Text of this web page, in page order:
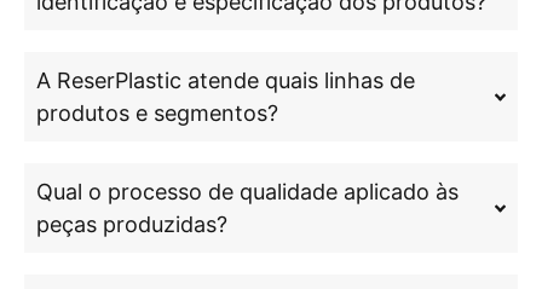
A ReserPlastic atende quais linhas de
produtos e segmentos?
Qual o processo de qualidade aplicado às
peças produzidas?